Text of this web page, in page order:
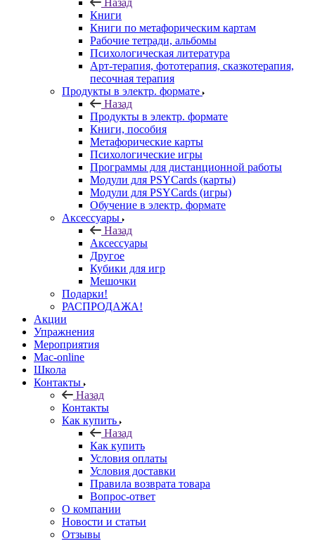
Назад
Книги
Книги по метафорическим картам
Рабочие тетради, альбомы
Психологическая литература
Арт-терапия, фототерапия, сказкотерапия,
песочная терапия
Продукты в электр. формате
Назад
Продукты в электр. формате
Книги, пособия
Метафорические карты
Психологические игры
Программы для дистанционной работы
Модули для PSYCards (карты)
Модули для PSYCards (игры)
Обучение в электр. формате
Аксессуары
Назад
Аксессуары
Другое
Кубики для игр
Мешочки
Подарки!
РАСПРОДАЖА!
Акции
Упражнения
Мероприятия
Mac-online
Школа
Контакты
Назад
Контакты
Как купить
Назад
Как купить
Условия оплаты
Условия доставки
Правила возврата товара
Вопрос-ответ
О компании
Новости и статьи
Отзывы